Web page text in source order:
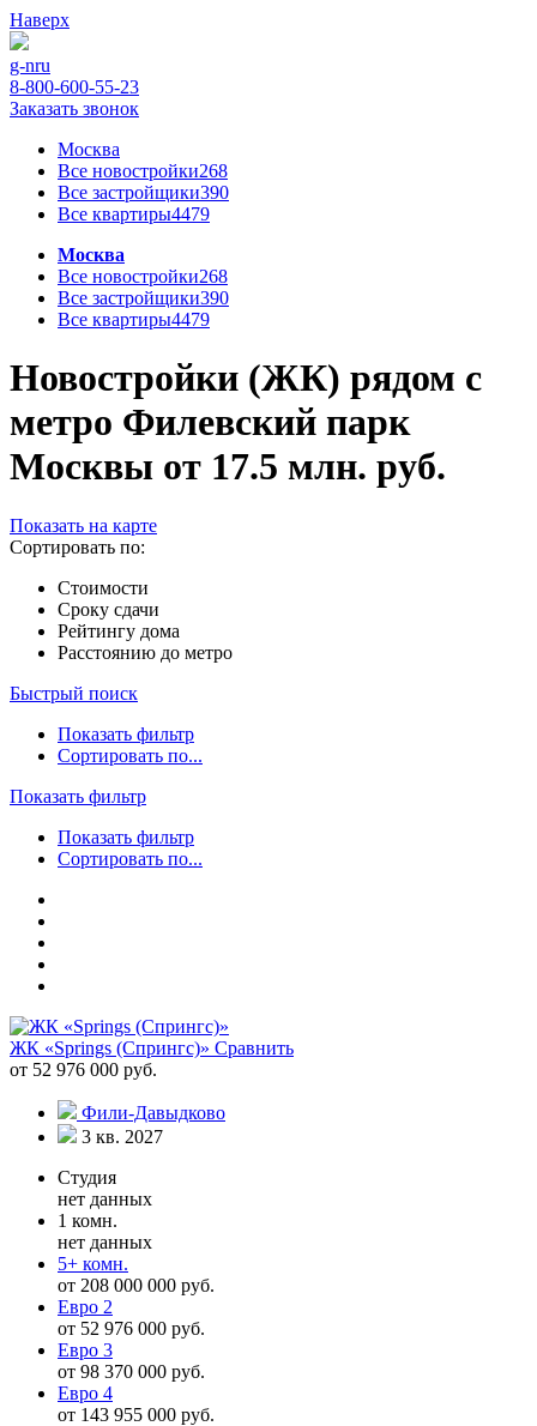
Наверх
g-nru
8-800-600-55-23
Заказать звонок
Москва
Все новостройки268
Все застройщики390
Все квартиры4479
Москва
Все новостройки268
Все застройщики390
Все квартиры4479
Новостройки (ЖК) рядом с
метро Филевский парк
Москвы от 17.5 млн. руб.
Показать на карте
Сортировать по:
Стоимости
Сроку сдачи
Рейтингу дома
Расстоянию до метро
Быстрый поиск
Показать фильтр
Сортировать по...
Показать фильтр
Показать фильтр
Сортировать по...
ЖК «Springs (Спрингс)» Сравнить
от 52 976 000 руб.
Фили-Давыдково
3 кв. 2027
Студия
нет данных
1 комн.
нет данных
5+ комн.
от 208 000 000 руб.
Евро 2
от 52 976 000 руб.
Евро 3
от 98 370 000 руб.
Евро 4
от 143 955 000 руб.